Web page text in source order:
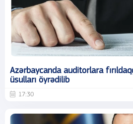
Azərbaycanda auditorlara
üsulları öyrədilib
17:30